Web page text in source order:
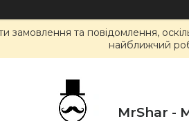
та повідомлення,
найближчий
MrShar -